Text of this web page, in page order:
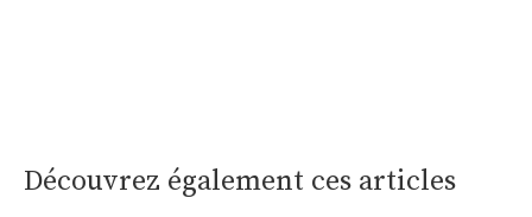
Découvrez également ces articles